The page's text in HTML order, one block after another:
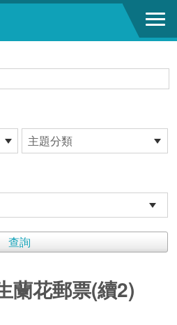
蘭花郵票(續2)